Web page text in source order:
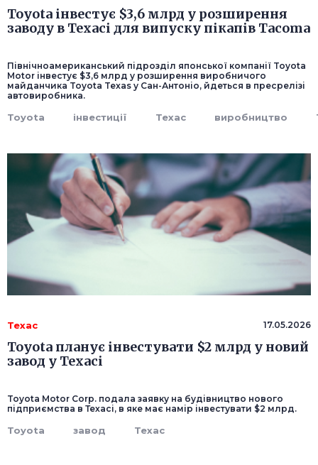
Toyota інвестує $3,6 млрд у розширення
заводу в Техасі для випуску пікапів Tacoma
Північноамериканський підрозділ японської компанії Toyota
Motor інвестує $3,6 млрд у розширення виробничого
майданчика Toyota Texas у Сан-Антоніо, йдеться в пресрелізі
автовиробника.
Toyota інвестиції Техас виробництво
Техас 17.05.2026
Toyota планує інвестувати $2 млрд у новий
завод у Техасі
Toyota Motor Corp. подала заявку на будівництво нового
підприємства в Техасі, в яке має намір інвестувати $2 млрд.
Toyota завод Техас